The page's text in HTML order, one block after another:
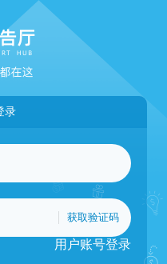
录
获取验证码
用户账号登录